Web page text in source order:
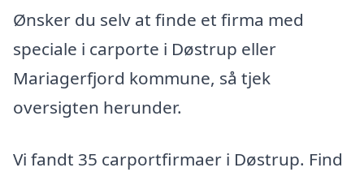
Ønsker du selv at finde et firma med
speciale i carporte i Døstrup eller
Mariagerfjord kommune, så tjek
oversigten herunder.
Vi fandt 35 carportfirmaer i Døstrup. Find